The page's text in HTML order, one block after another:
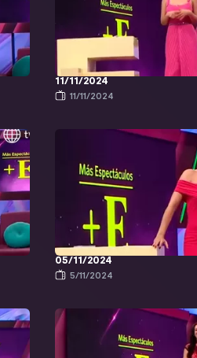
11/11/2024
11/11/2024
05/11/2024
5/11/2024